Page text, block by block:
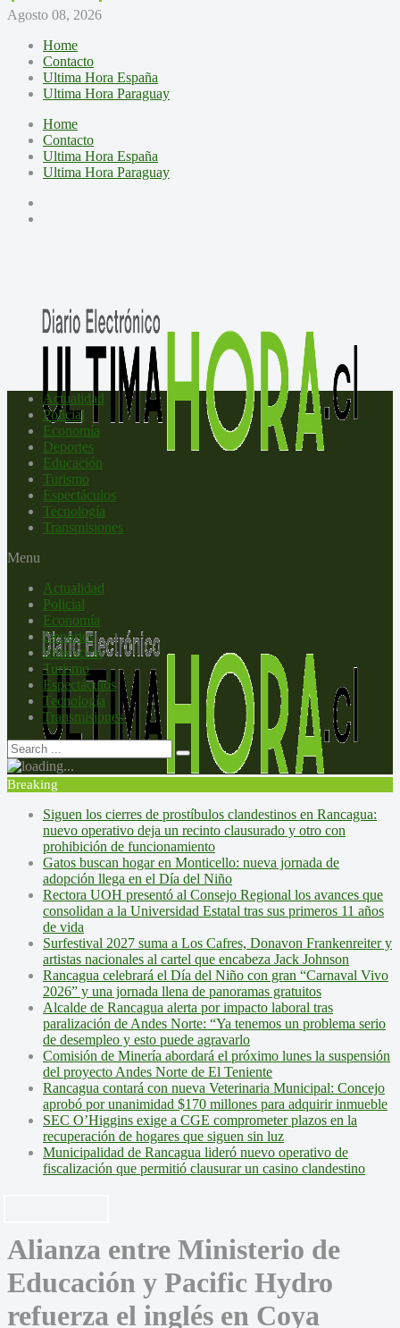
Agosto 08, 2026
Home
Contacto
Ultima Hora España
Ultima Hora Paraguay
Home
Contacto
Ultima Hora España
Ultima Hora Paraguay
Actualidad
Policial
Economía
Deportes
Educación
Turismo
Espectáculos
Tecnología
Transmisiones
Menu
Actualidad
Policial
Economía
Deportes
Educación
Turismo
Espectáculos
Tecnología
Transmisiones
Breaking
Siguen los cierres de prostíbulos clandestinos en Rancagua:
nuevo operativo deja un recinto clausurado y otro con
prohibición de funcionamiento
Gatos buscan hogar en Monticello: nueva jornada de
adopción llega en el Día del Niño
Rectora UOH presentó al Consejo Regional los avances que
consolidan a la Universidad Estatal tras sus primeros 11 años
de vida
Surfestival 2027 suma a Los Cafres, Donavon Frankenreiter y
artistas nacionales al cartel que encabeza Jack Johnson
Rancagua celebrará el Día del Niño con gran “Carnaval Vivo
2026” y una jornada llena de panoramas gratuitos
Alcalde de Rancagua alerta por impacto laboral tras
paralización de Andes Norte: “Ya tenemos un problema serio
de desempleo y esto puede agravarlo
Comisión de Minería abordará el próximo lunes la suspensión
del proyecto Andes Norte de El Teniente
Rancagua contará con nueva Veterinaria Municipal: Concejo
aprobó por unanimidad $170 millones para adquirir inmueble
SEC O’Higgins exige a CGE comprometer plazos en la
recuperación de hogares que siguen sin luz
Municipalidad de Rancagua lideró nuevo operativo de
fiscalización que permitió clausurar un casino clandestino
Alianza entre Ministerio de
Educación y Pacific Hydro
refuerza el inglés en Coya